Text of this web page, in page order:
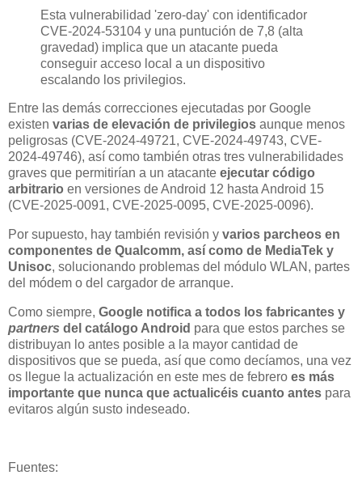
Esta vulnerabilidad 'zero-day' con identificador
CVE-2024-53104 y una puntución de 7,8 (alta
gravedad) implica que un atacante pueda
conseguir acceso local a un dispositivo
escalando los privilegios.
Entre las demás correcciones ejecutadas por Google
existen varias de elevación de privilegios aunque menos
peligrosas (CVE-2024-49721, CVE-2024-49743, CVE-
2024-49746), así como también otras tres vulnerabilidades
graves que permitirían a un atacante ejecutar código
arbitrario en versiones de Android 12 hasta Android 15
(CVE-2025-0091, CVE-2025-0095, CVE-2025-0096).
Por supuesto, hay también revisión y varios parcheos en
componentes de Qualcomm, así como de MediaTek y
Unisoc, solucionando problemas del módulo WLAN, partes
del módem o del cargador de arranque.
Como siempre, Google notifica a todos los fabricantes y
partners del catálogo Android para que estos parches se
distribuyan lo antes posible a la mayor cantidad de
dispositivos que se pueda, así que como decíamos, una vez
os llegue la actualización en este mes de febrero es más
importante que nunca que actualicéis cuanto antes para
evitaros algún susto indeseado.
Fuentes: